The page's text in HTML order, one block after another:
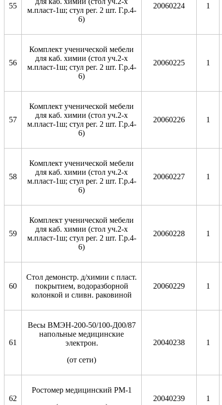
55
м.пласт-1ш; стул рег. 2 шт. Г.р.4-
6)
20060224 1
56
Комплект ученической мебели
для каб. химии (стол уч.2-х
м.пласт-1ш; стул рег. 2 шт. Г.р.4-
6)
20060225 1
57
Комплект ученической мебели
для каб. химии (стол уч.2-х
м.пласт-1ш; стул рег. 2 шт. Г.р.4-
6)
20060226 1
58
Комплект ученической мебели
для каб. химии (стол уч.2-х
м.пласт-1ш; стул рег. 2 шт. Г.р.4-
6)
20060227 1
59
Комплект ученической мебели
для каб. химии (стол уч.2-х
м.пласт-1ш; стул рег. 2 шт. Г.р.4-
6)
20060228 1
60
Стол демонстр. д/химии с пласт.
покрытием, водоразборной
колонкой и сливн. раковиной
20060229 1
61
Весы ВМЭН-200-50/100-Д00/87
напольные медицинские
электрон.
(от сети)
20040238 1
62
Ростомер медицинский РМ-1
20040239 1